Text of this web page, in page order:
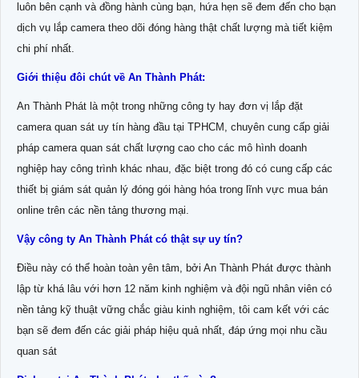
luôn bên cạnh và đồng hành cùng bạn, hứa hẹn sẽ đem đến cho bạn
dịch vụ lắp camera theo dõi đóng hàng thật chất lượng mà tiết kiệm
chi phí nhất.
Giới thiệu đôi chút về An Thành Phát:
An Thành Phát là một trong những công ty hay đơn vị lắp đặt
camera quan sát uy tín hàng đầu tại TPHCM, chuyên cung cấp giải
pháp camera quan sát chất lượng cao cho các mô hình doanh
nghiệp hay công trình khác nhau, đặc biệt trong đó có cung cấp các
thiết bị giám sát quản lý đóng gói hàng hóa trong lĩnh vực mua bán
online trên các nền tảng thương mại.
Vậy công ty An Thành Phát có thật sự uy tín?
Điều này có thể hoàn toàn yên tâm, bởi An Thành Phát được thành
lập từ khá lâu với hơn 12 năm kinh nghiệm và đội ngũ nhân viên có
nền tảng kỹ thuật vững chắc giàu kinh nghiệm, tôi cam kết với các
bạn sẽ đem đến các giải pháp hiệu quả nhất, đáp ứng mọi nhu cầu
quan sát